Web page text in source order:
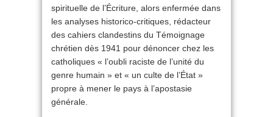
spirituelle de l’Écriture, alors enfermée dans
les analyses historico-critiques, rédacteur
des cahiers clandestins du Témoignage
chrétien dès 1941 pour dénoncer chez les
catholiques « l’oubli raciste de l’unité du
genre humain » et « un culte de l’État »
propre à mener le pays à l’apostasie
générale.